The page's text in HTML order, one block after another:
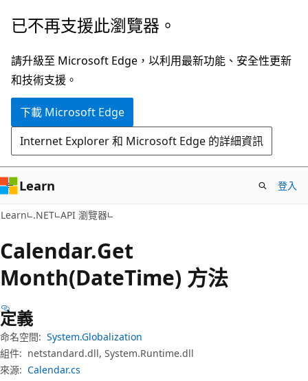
跳
主
要
內
跳
頁
面
內
覽
已不再支援此瀏覽器。
請升級至 Microsoft Edge，以利用最新功能、安全性更新
和技術支援。
下載 Microsoft Edge
Internet Explorer 和 Microsoft Edge 的詳細資訊
Learn 登入
Learn .NET API 瀏覽器
Calendar.Get
Month(DateTime) 方法
定義
命名空間: System.Globalization
組件: netstandard.dll, System.Runtime.dll
來源: Calendar.cs